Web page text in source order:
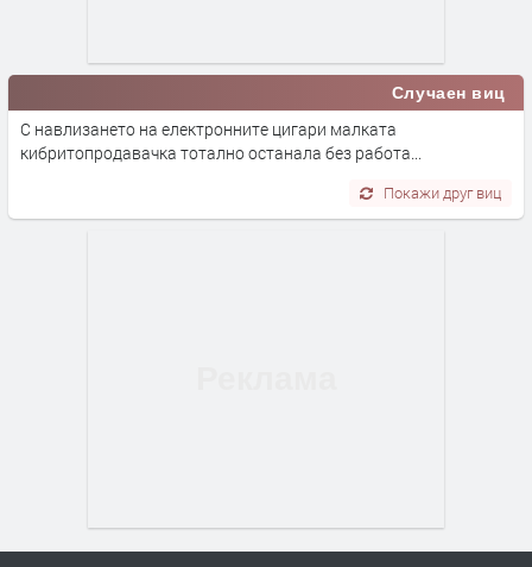
Случаен виц
С навлизането на електронните цигари малката
кибритопродавачка тотално останала без работа...
Покажи друг виц